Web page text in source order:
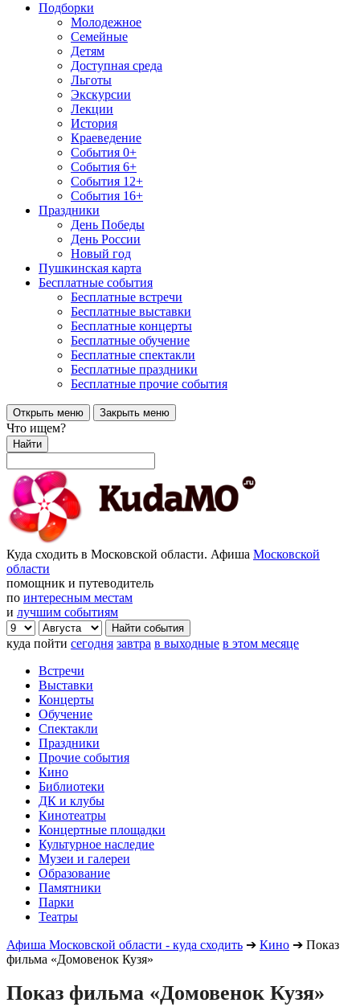
Подборки
Молодежное
Семейные
Детям
Доступная среда
Льготы
Экскурсии
Лекции
История
Краеведение
События 0+
События 6+
События 12+
События 16+
Праздники
День Победы
День России
Новый год
Пушкинская карта
Бесплатные события
Бесплатные встречи
Бесплатные выставки
Бесплатные концерты
Бесплатные обучение
Бесплатные спектакли
Бесплатные праздники
Бесплатные прочие события
Открыть меню Закрыть меню
Что ищем?
Найти
Куда сходить в Московской области. Афиша Московской
области
помощник и путеводитель
по интересным местам
и лучшим событиям
куда пойти сегодня завтра в выходные в этом месяце
Встречи
Выставки
Концерты
Обучение
Спектакли
Праздники
Прочие события
Кино
Библиотеки
ДК и клубы
Кинотеатры
Концертные площадки
Культурное наследие
Музеи и галереи
Образование
Памятники
Парки
Театры
Афиша Московской области - куда сходить ➔ Кино ➔ Показ
фильма «Домовенок Кузя»
Показ фильма «Домовенок Кузя»